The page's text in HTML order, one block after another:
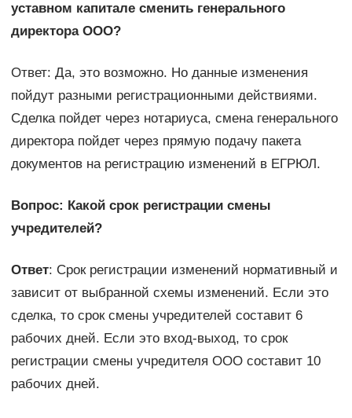
уставном капитале сменить генерального
директора ООО?
Ответ: Да, это возможно. Но данные изменения
пойдут разными регистрационными действиями.
Сделка пойдет через нотариуса, смена генерального
директора пойдет через прямую подачу пакета
документов на регистрацию изменений в ЕГРЮЛ.
Вопрос: Какой срок регистрации смены
учредителей?
Ответ: Срок регистрации изменений нормативный и
зависит от выбранной схемы изменений. Если это
сделка, то срок смены учредителей составит 6
рабочих дней. Если это вход-выход, то срок
регистрации смены учредителя ООО составит 10
рабочих дней.